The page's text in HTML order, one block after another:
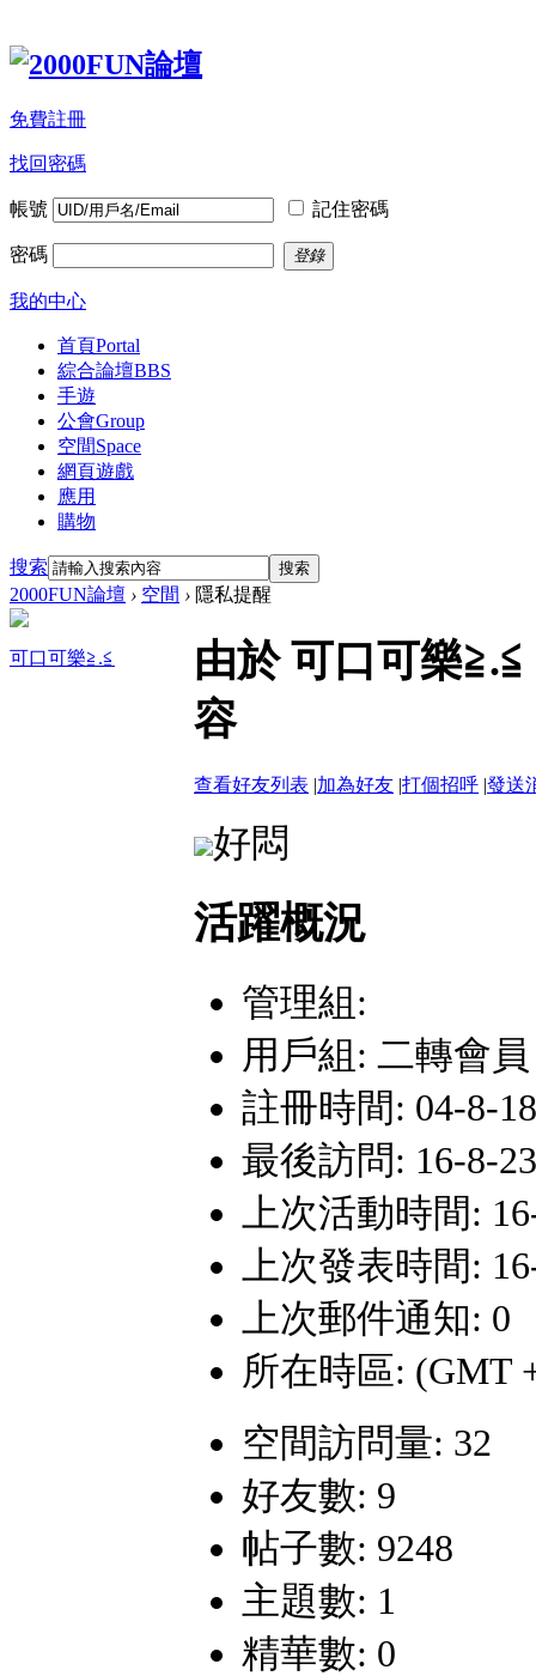
免費註冊
找回密碼
帳號 記住密碼
密碼 登錄
我的中心
首頁Portal
綜合論壇BBS
手遊
公會Group
空間Space
網頁遊戲
應用
購物
搜索 搜索
2000FUN論壇 › 空間 › 隱私提醒
可口可樂≧.≦
由於 可口可樂
容
查看好友列表 |加為好友 |打個招呼 |發送
好悶
活躍概況
管理組:
用戶組: 二轉會員
註冊時間: 04-8-
最後訪問: 16-8-
上次活動時間:
上次發表時間:
上次郵件通知: 0
所在時區: (GMT
空間訪問量: 32
好友數: 9
帖子數: 9248
主題數: 1
精華數: 0